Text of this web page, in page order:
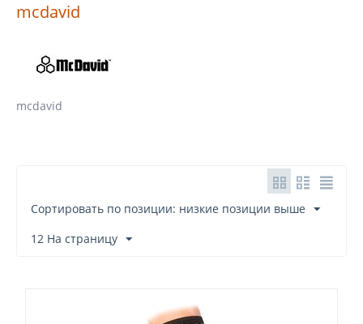
mcdavid
mcdavid
Сортировать по позиции: низкие позиции выше
12 На страницу